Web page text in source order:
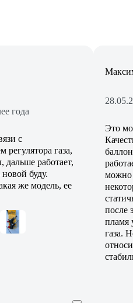
года
с
газа,
дальше работает,
буду.
же модель, ее
Это
можно
после
пламя
газа.